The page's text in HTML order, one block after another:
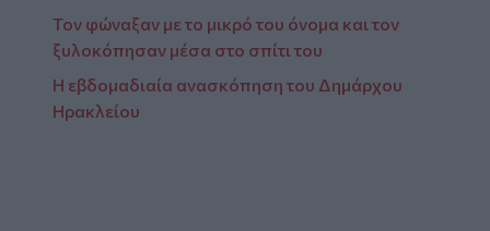
Τον φώναξαν με το μικρό του όνομα και τον
ξυλοκόπησαν μέσα στο σπίτι του
Η εβδομαδιαία ανασκόπηση του Δημάρχου
Ηρακλείου